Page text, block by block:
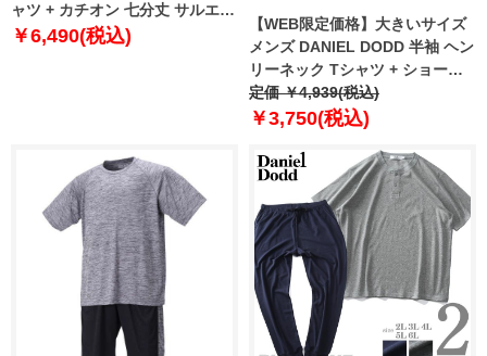
ャツ + カチオン 七分丈 サルエル
パンツ ピンク × ブラック杢
￥6,490(税込)
【WEB限定価格】大きいサイズ
メンズ DANIEL DODD 半袖 ヘン
リーネック Tシャツ + ショーツ
上下セット azts-210201
定価 ￥4,939(税込)
￥3,750(税込)